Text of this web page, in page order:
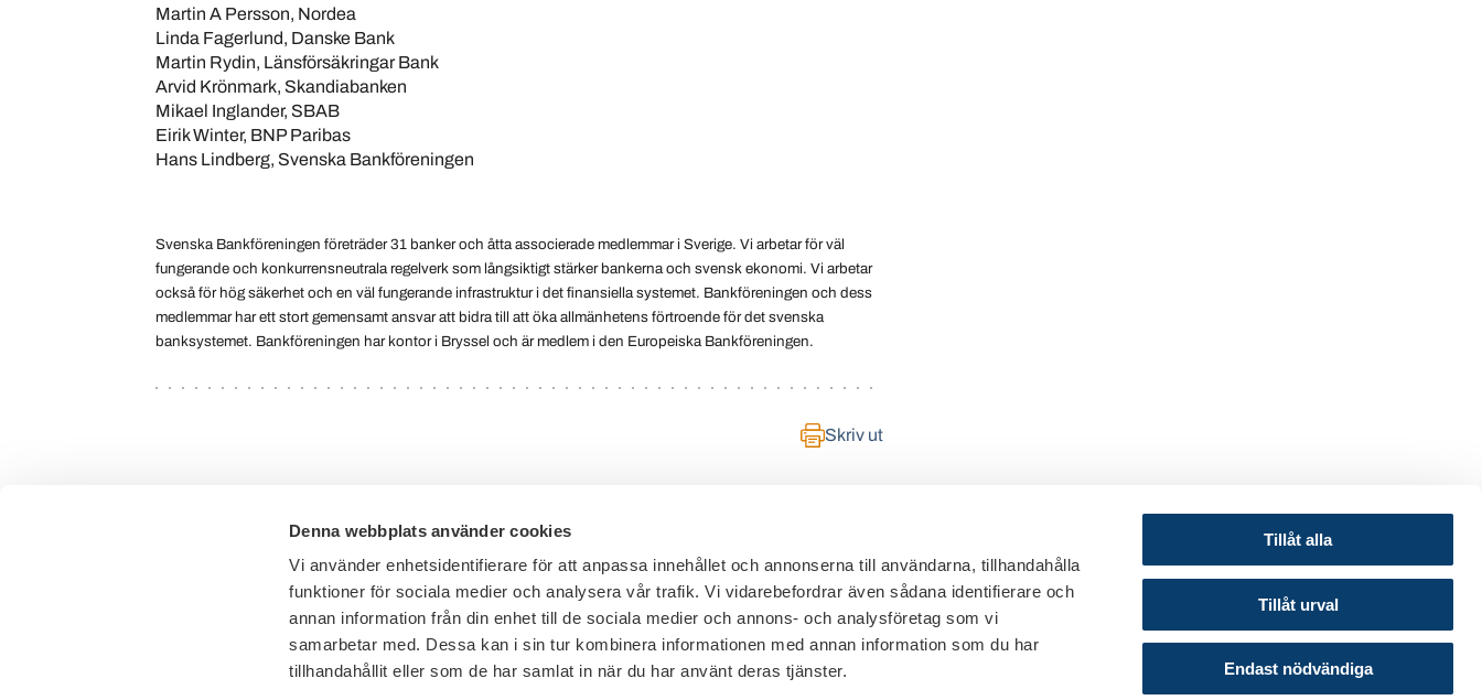
Denna webbplats använder cookies
Vi använder enhetsidentifierare för att anpassa innehållet och annonserna till användarna, tillhandahålla
funktioner för sociala medier och analysera vår trafik. Vi vidarebefordrar även sådana identifierare och
annan information från din enhet till de sociala medier och annons- och analysföretag som vi
samarbetar med. Dessa kan i sin tur kombinera informationen med annan information som du har
tillhandahållit eller som de har samlat in när du har använt deras tjänster.
Tillåt alla
Tillåt urval
Endast nödvändiga
Martin A Persson, Nordea
Linda Fagerlund, Danske Bank
Martin Rydin, Länsförsäkringar Bank
Arvid Krönmark, Skandiabanken
Mikael Inglander, SBAB
Eirik Winter, BNP Paribas
Hans Lindberg, Svenska Bankföreningen
Svenska Bankföreningen företräder 31 banker och åtta associerade medlemmar i Sverige. Vi arbetar för väl
fungerande och konkurrensneutrala regelverk som långsiktigt stärker bankerna och svensk ekonomi. Vi arbetar
också för hög säkerhet och en väl fungerande infrastruktur i det finansiella systemet. Bankföreningen och dess
medlemmar har ett stort gemensamt ansvar att bidra till att öka allmänhetens förtroende för det svenska
banksystemet. Bankföreningen har kontor i Bryssel och är medlem i den Europeiska Bankföreningen.
Skriv ut
Telefon växel: 08 - 453 44 00
E-post:info@financesweden.se
Postadress: Box 7603, 103 94 Stockholm
© 2024 Svenska Bankföreningen
Cookies